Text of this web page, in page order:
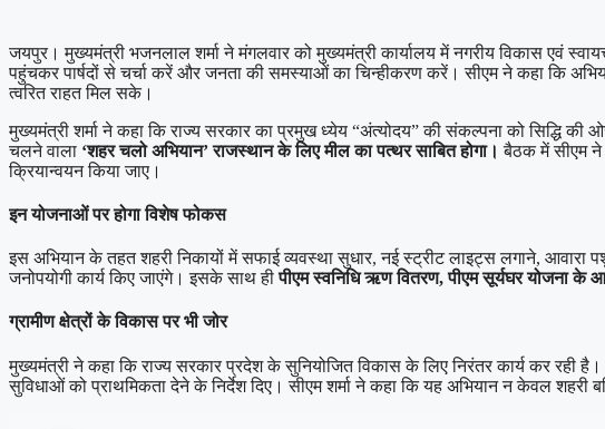
जयपुर। मुख्यमंत्री भजनलाल शर्मा ने मंगलवार को मुख्यमंत्री कार्यालय में नगरीय विकास एवं
पहुंचकर पार्षदों से चर्चा करें और जनता की समस्याओं का चिन्हीकरण करें। सीएम ने कहा कि
त्वरित राहत मिल सके।
मुख्यमंत्री शर्मा ने कहा कि राज्य सरकार का प्रमुख ध्येय “अंत्योदय” की संकल्पना को सिद्धि
चलने वाला ‘शहर चलो अभियान’ राजस्थान के लिए मील का पत्थर साबित होगा।बैठक में सीएम ने
क्रियान्वयन किया जाए।
इन योजनाओं पर होगा विशेष फोकस
इस अभियान के तहत शहरी निकायों में सफाई व्यवस्था सुधार, नई स्ट्रीट लाइट्स लगाने,
जनोपयोगी कार्य किए जाएंगे। इसके साथ हीपीएम स्वनिधि ऋण वितरण, पीएम सूर्यघर योजना के
ग्रामीण क्षेत्रों के विकास पर भी जोर
मुख्यमंत्री ने कहा कि राज्य सरकार प्रदेश के सुनियोजित विकास के लिए निरंतर कार्य कर
सुविधाओं को प्राथमिकता देने के निर्देश दिए। सीएम शर्मा ने कहा कि यह अभियान न केवल शहरी